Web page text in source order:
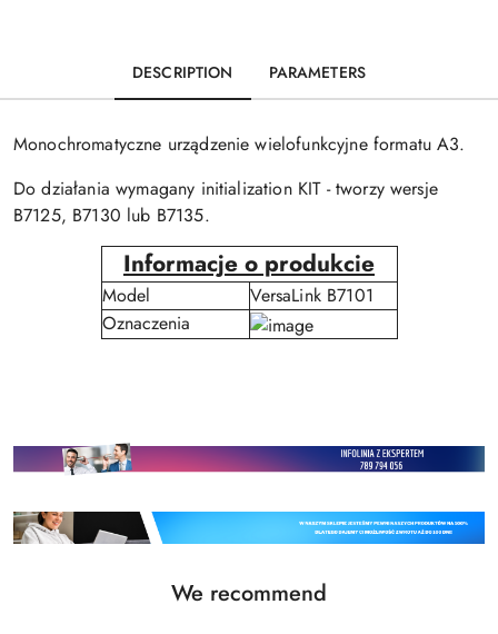
DESCRIPTION PARAMETERS
Monochromatyczne urządzenie wielofunkcyjne formatu A3.
Do działania wymagany initialization KIT - tworzy wersje
B7125, B7130 lub B7135.
Informacje o produkcie
Model
VersaLink B7101
Oznaczenia
Skip the carousel of products
Status
We recommend